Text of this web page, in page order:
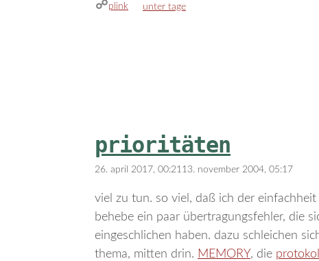
plink kategorien
unter tage
prioritäten
26. april 2017, 00:21 13. november 2004, 05:17
viel zu tun. so viel, daß ich der einfachheit
behebe ein paar übertragungsfehler, die
eingeschlichen haben. dazu schleichen
thema, mitten drin. MEMORY, die